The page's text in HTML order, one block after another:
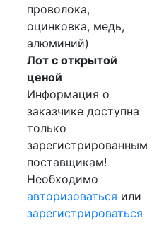
проволока,
оцинковка, медь,
алюминий)
Лот с открытой
ценой
Информация о
заказчике доступна
только
зарегистрированным
поставщикам!
Необходимо
авторизоваться или
зарегистрироваться